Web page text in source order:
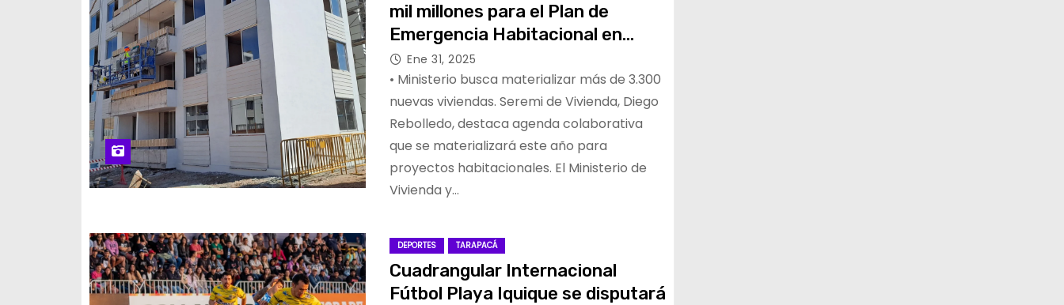
mil millones para el Plan de
Emergencia Habitacional en
Tarapacá
Ene 31, 2025
• Ministerio busca materializar más de 3.300
nuevas viviendas. Seremi de Vivienda, Diego
Rebolledo, destaca agenda colaborativa
que se materializará este año para
proyectos habitacionales. El Ministerio de
Vivienda y…
DEPORTES TARAPACÁ
Cuadrangular Internacional
Fútbol Playa Iquique se disputará